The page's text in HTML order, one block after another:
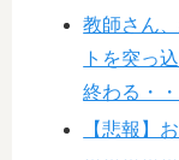
教師さん
トを突っ
終わる・
【悲報】